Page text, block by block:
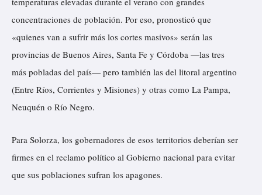
concentraciones de población. Por eso, pronosticó que
«quienes van a sufrir más los cortes masivos» serán las
provincias de Buenos Aires, Santa Fe y Córdoba —las tres
más pobladas del país— pero también las del litoral argentino
(Entre Ríos, Corrientes y Misiones) y otras como La Pampa,
Neuquén o Río Negro.
Para Solorza, los gobernadores de esos territorios deberían ser
firmes en el reclamo político al Gobierno nacional para evitar
que sus poblaciones sufran los apagones.